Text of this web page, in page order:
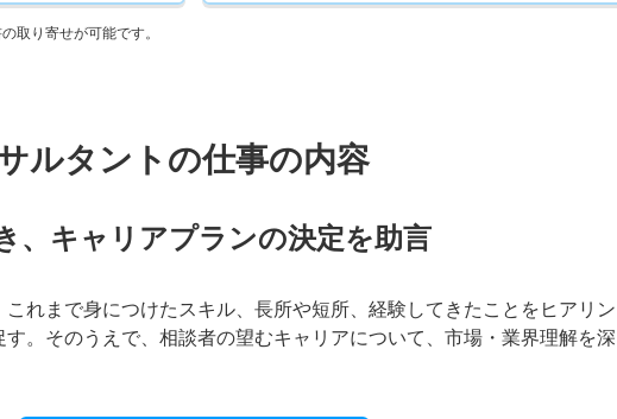
取り寄せが可能です。
ルタントの仕事の内容
、キャリアプランの決定を助言
れまで身につけたスキル、長所や短所、経験してきたことをヒアリン
。そのうえで、相談者の望むキャリアについて、市場・業界理解を深